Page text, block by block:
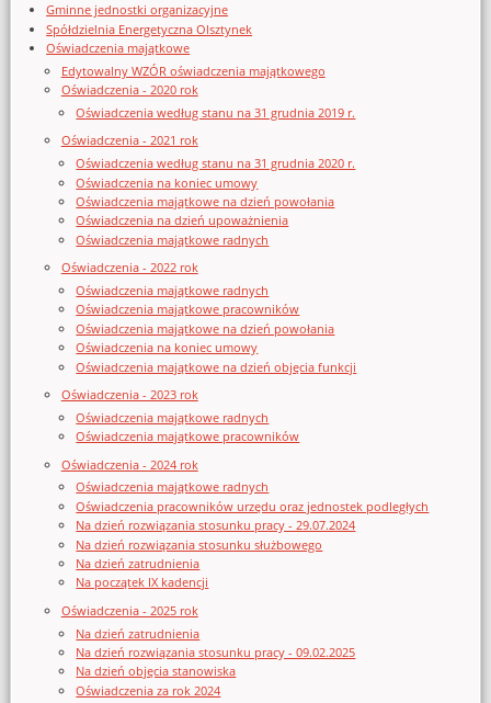
Gminne jednostki organizacyjne
Spółdzielnia Energetyczna Olsztynek
Oświadczenia majątkowe
Edytowalny WZÓR oświadczenia majątkowego
Oświadczenia - 2020 rok
Oświadczenia według stanu na 31 grudnia 2019 r.
Oświadczenia - 2021 rok
Oświadczenia według stanu na 31 grudnia 2020 r.
Oświadczenia na koniec umowy
Oświadczenia majątkowe na dzień powołania
Oświadczenia na dzień upoważnienia
Oświadczenia majątkowe radnych
Oświadczenia - 2022 rok
Oświadczenia majątkowe radnych
Oświadczenia majątkowe pracowników
Oświadczenia majątkowe na dzień powołania
Oświadczenia na koniec umowy
Oświadczenia majątkowe na dzień objęcia funkcji
Oświadczenia - 2023 rok
Oświadczenia majątkowe radnych
Oświadczenia majątkowe pracowników
Oświadczenia - 2024 rok
Oświadczenia majątkowe radnych
Oświadczenia pracowników urzędu oraz jednostek podległych
Na dzień rozwiązania stosunku pracy - 29.07.2024
Na dzień rozwiązania stosunku służbowego
Na dzień zatrudnienia
Na początek IX kadencji
Oświadczenia - 2025 rok
Na dzień zatrudnienia
Na dzień rozwiązania stosunku pracy - 09.02.2025
Na dzień objęcia stanowiska
Oświadczenia za rok 2024